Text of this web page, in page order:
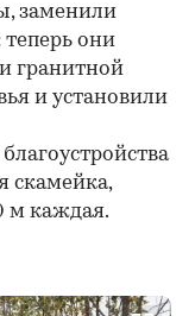
заменили
они
гранитной
и установили
скамейка,
м каждая.